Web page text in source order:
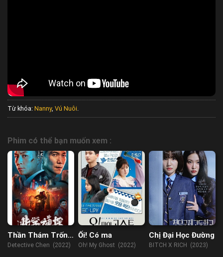
Từ khóa: Nanny, Vú Nuôi
Phim có thể bạn muốn xem :
Thần Thám Trốn
Học
Detective Chen (2022)
Ối! Có ma
Oh! My Ghost (2022)
Chị Đại Học Đường
BITCH X RICH (2023)